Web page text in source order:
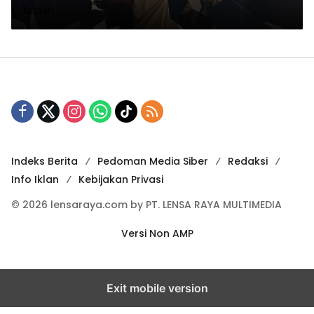
Indeks Berita Pedoman Media Siber
Redaksi
Info Iklan
Kebijakan Privasi
© 2026 lensaraya.com by PT. LENSA RAYA MULTIMEDIA
Versi Non AMP
Exit mobile version